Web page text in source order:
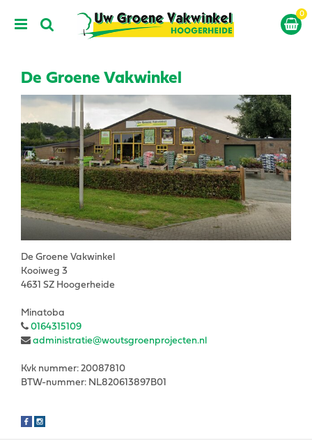
De Groene Vakwinkel
De Groene Vakwinkel
Kooiweg 3
4631 SZ Hoogerheide
Minatoba
0164315109
administratie@woutsgroenprojecten.nl
Kvk nummer: 20087810
BTW-nummer: NL820613897B01